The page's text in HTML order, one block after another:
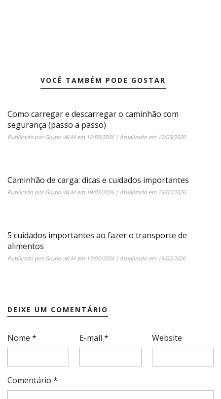
VOCÊ TAMBÉM PODE GOSTAR
Como carregar e descarregar o caminhão com
segurança (passo a passo)
Publicado porGrupo WLMem 12/03/2026| Atualizado em 12/03/2026
Caminhão de carga: dicas e cuidados importantes
Publicado porGrupo WLMem 19/02/2026| Atualizado em 19/02/2026
5 cuidados importantes ao fazer o transporte de
alimentos
Publicado porGrupo WLMem 13/02/2026| Atualizado em 19/02/2026
DEIXE UM COMENTÁRIO
Nome * E-mail* Website
Comentário *